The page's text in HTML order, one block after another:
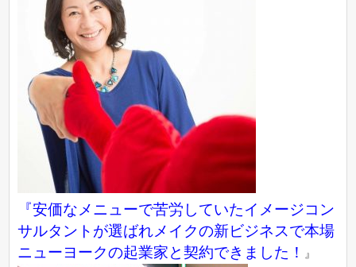
『安価なメニューで苦労していたイメージコン
サルタントが選ばれメイクの新ビジネスで本場
ニューヨークの起業家と契約できました！
』